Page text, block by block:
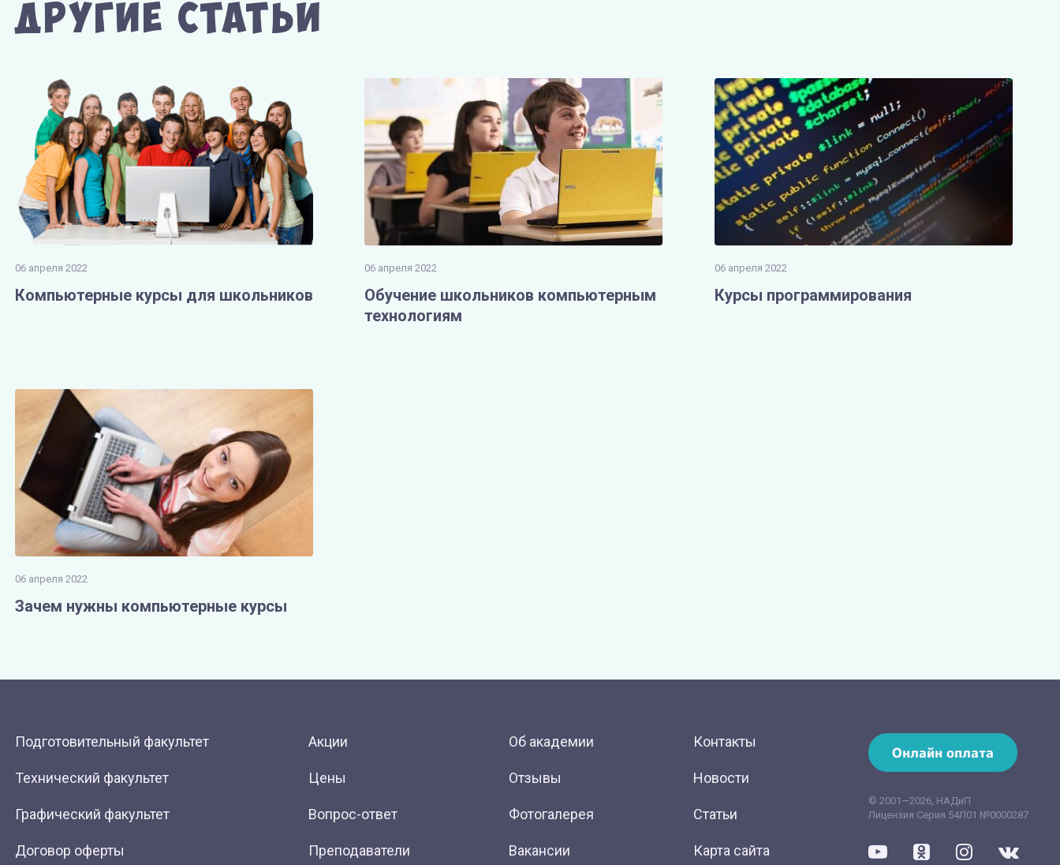
Другие Статьи
06 апреля 2022
Компьютерные курсы для школьников
06 апреля 2022
Обучение школьников компьютерным
технологиям
06 апреля 2022
Курсы программирования
06 апреля 2022
Зачем нужны компьютерные курсы
Подготовительный факультет
Технический факультет
Графический факультет
Договор оферты
Акции
Цены
Вопрос-ответ
Преподаватели
Об академии
Отзывы
Фотогалерея
Вакансии
Контакты
Новости
Статьи
Карта сайта
Онлайн оплата
© 2001—2026, НАДиП
Лицензия Серия 54Л01 №0000287